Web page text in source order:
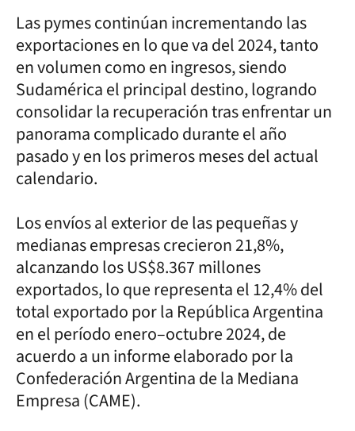
Las pymes continúan incrementando las
exportaciones en lo que va del 2024, tanto
en volumen como en ingresos, siendo
Sudamérica el principal destino, logrando
consolidar la recuperación tras enfrentar un
panorama complicado durante el año
pasado y en los primeros meses del actual
calendario.
Los envíos al exterior de las pequeñas y
medianas empresas crecieron 21,8%,
alcanzando los US$8.367 millones
exportados, lo que representa el 12,4% del
total exportado por la República Argentina
en el período enero–octubre 2024, de
acuerdo a un informe elaborado por la
Confederación Argentina de la Mediana
Empresa (CAME).